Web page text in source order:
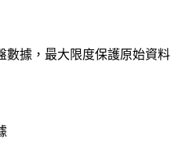
數據，最大限度保護原始資料